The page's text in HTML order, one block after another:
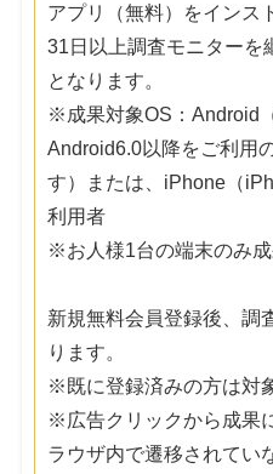
アプリ（無料）をインス
31日以上調査モニターを
となります。
※成果対象OS：Android
Android6.0以降をご利用
す）または、iPhone（
利用者
※お人様1台の端末のみ成
新規無料会員登録後、調
ります。
※既に登録済みの方は対
※広告クリックから成果
ラウザ内で遷移されてい